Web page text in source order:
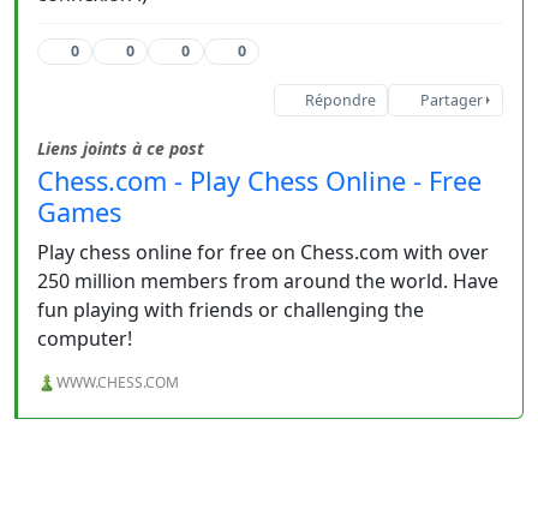
0 0 0 0
Répondre Partager
Liens joints à ce post
Chess.com - Play Chess Online - Free
Games
Play chess online for free on Chess.com with over
250 million members from around the world. Have
fun playing with friends or challenging the
computer!
WWW.CHESS.COM